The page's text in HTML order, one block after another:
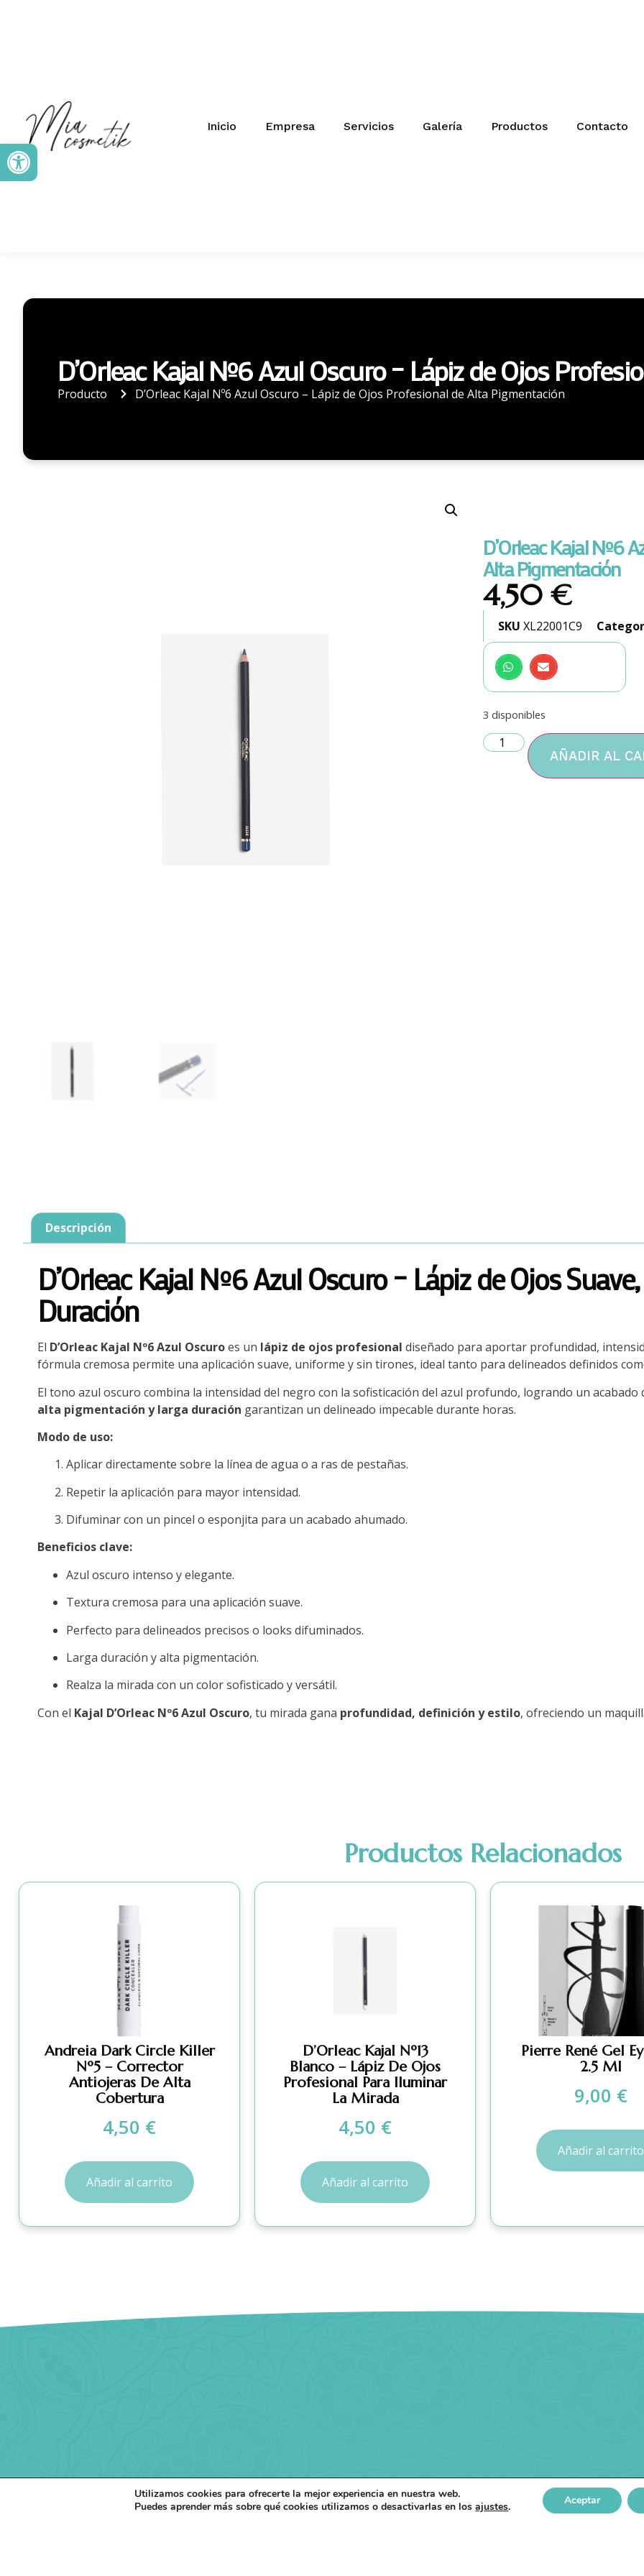
Abrir barra de herramientas
Inicio Empresa Servicios Galería Productos Contacto
D’Orleac Kajal Nº6 Azul Oscuro – Lápiz de Ojos
Producto D’Orleac Kajal Nº6 Azul Oscuro – Lápiz de Ojos Profesional de Alta Pigmentación
D’Orleac Kajal Nº6
Alta Pigmentación
4,50€
SKU XL22001C9
3 disponibles
AÑADIR AL
Descripción
D’Orleac Kajal Nº6 Azul Oscuro – Lápiz de Ojos
Duración
El D’Orleac Kajal Nº6 Azul Oscuroes un lápiz de ojos profesional diseñado para aportar profundidad,
fórmula cremosa permite una aplicación suave, uniforme y sin tirones, ideal tanto para delineados definidos
El tono azul oscuro combina la intensidad del negro con la sofisticación del azul profundo, logrando un acabado
alta pigmentación y larga duración garantizan un delineado impecable durante horas.
Modo de uso:
Aplicar directamente sobre la línea de agua o a ras de pestañas.
Repetir la aplicación para mayor intensidad.
Difuminar con un pincel o esponjita para un acabado ahumado.
Beneficios clave:
Azul oscuro intenso y elegante.
Textura cremosa para una aplicación suave.
Perfecto para delineados precisos o looks difuminados.
Larga duración y alta pigmentación.
Realza la mirada con un color sofisticado y versátil.
Con el Kajal D’Orleac Nº6 Azul Oscuro, tu mirada gana profundidad, definición y estilo, ofreciendo un
Productos Relacionados
Andreia Dark Circle Killer
Nº5 – Corrector
Antiojeras De Alta
Cobertura
4,50 €
Añadir al carrito
D’Orleac Kajal Nº13
Blanco – Lápiz De Ojos
Profesional Para Iluminar
La Mirada
4,50 €
Añadir al carrito
Pierre René Gel
2.5 Ml
9,00 €
Añadir al carrito
Utilizamos cookies para ofrecerte la mejor experiencia en nuestra web.
Puedes aprender más sobre qué cookies utilizamos o desactivarlas en losajustes. Aceptar